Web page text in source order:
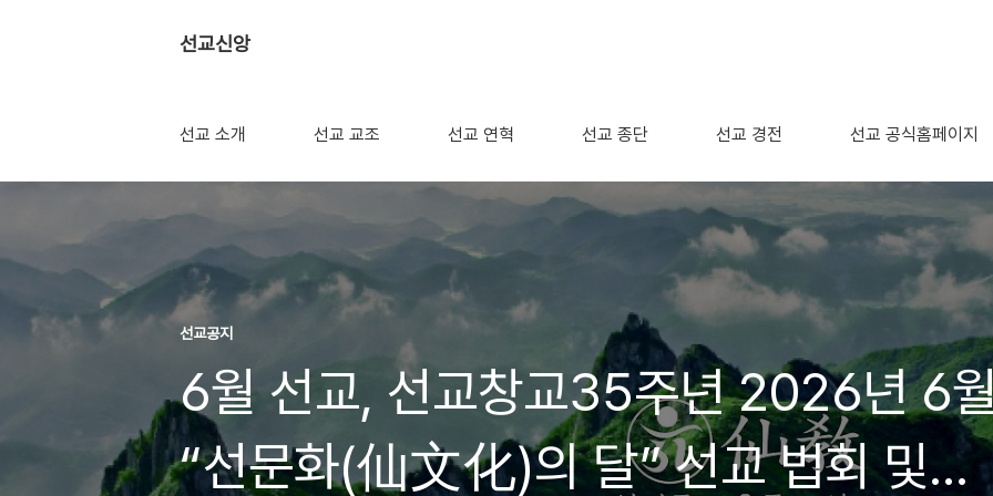
선교신앙
선교 소개 선교 교조 선교 연혁 선교 종단 선교 경전 선교 공식홈페이지
선교공지
6월 선교, 선교창교35주년 2026년 6
“선문화(仙文化)의 달” 선교 법회 및